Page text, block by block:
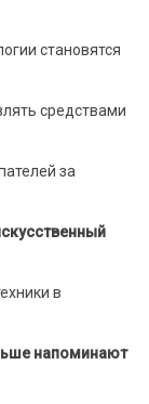
становятся
средствами
за
в
напоминают